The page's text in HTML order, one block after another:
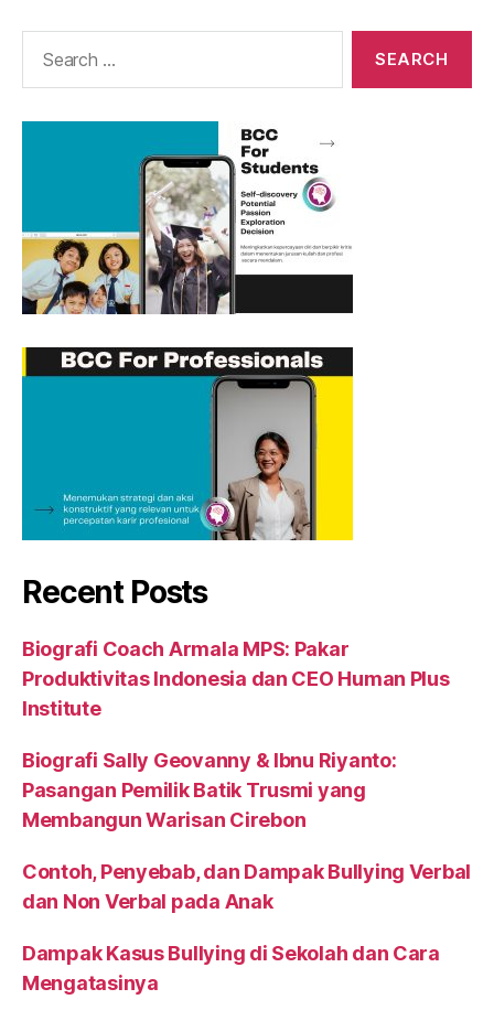
Recent Posts
Biografi Coach Armala MPS: Pakar
Produktivitas Indonesia dan CEO Human Plus
Institute
Biografi Sally Geovanny & Ibnu Riyanto:
Pasangan Pemilik Batik Trusmi yang
Membangun Warisan Cirebon
Contoh, Penyebab, dan Dampak Bullying Verbal
dan Non Verbal pada Anak
Dampak Kasus Bullying di Sekolah dan Cara
Mengatasinya